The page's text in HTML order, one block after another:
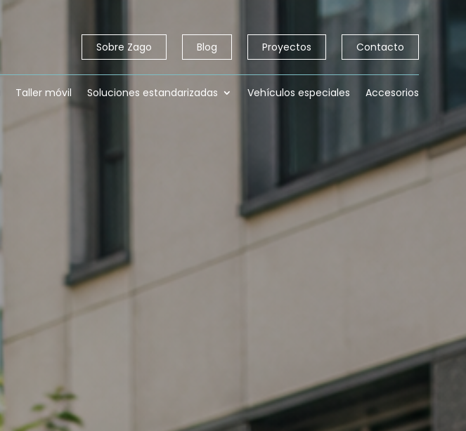
Sobre Zago Blog Proyectos Contacto
Taller móvil Soluciones estandarizadas Vehículos especiales Accesorios